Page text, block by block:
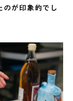
のが印象的でし